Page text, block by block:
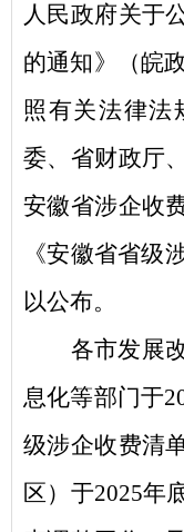
人民政府关于
的通知》（皖
照有关法律法
委、省财政厅
安徽省涉企收
《安徽省省级
以公布。
各市发展
息化等部门于
级涉企收费清
区）于2025年